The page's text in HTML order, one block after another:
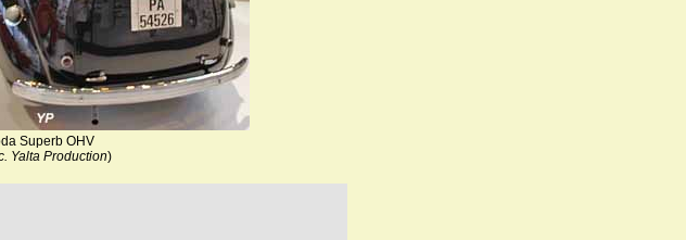
Superb OHV
Yalta Production)